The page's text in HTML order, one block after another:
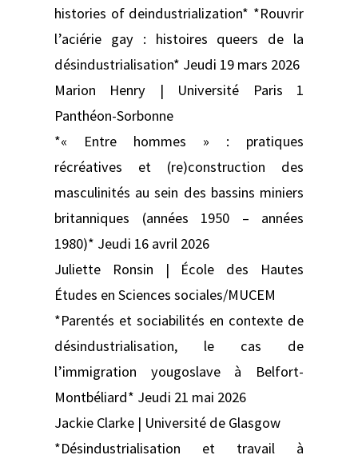
histories of deindustrialization* *Rouvrir
l’aciérie gay : histoires queers de la
désindustrialisation* Jeudi 19 mars 2026
Marion Henry | Université Paris 1
Panthéon-Sorbonne
*« Entre hommes » : pratiques
récréatives et (re)construction des
masculinités au sein des bassins miniers
britanniques (années 1950 – années
1980)* Jeudi 16 avril 2026
Juliette Ronsin | École des Hautes
Études en Sciences sociales/MUCEM
*Parentés et sociabilités en contexte de
désindustrialisation, le cas de
l’immigration yougoslave à Belfort-
Montbéliard* Jeudi 21 mai 2026
Jackie Clarke | Université de Glasgow
*Désindustrialisation et travail à